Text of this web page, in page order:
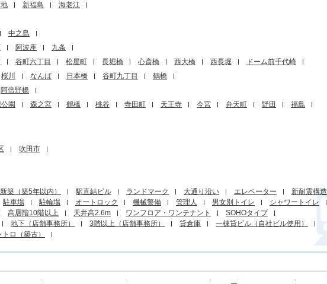
新福島
海老江
中之島
阿波座
九条
谷町六丁目 松屋町 長堀橋 心斎橋 西大橋 西長堀
ドーム前千代崎
桜川 なんば 日本橋 谷町九丁目
鶴橋
阿倍野橋
園 森之宮 鶴橋 桃谷 寺田町 天王寺 今宮 弁天町 野田 福島
吹田市
新築（築5年以内） 駅直結ビル ランドマーク 大通り沿い エレベーター
新耐震構造
駐車場 駐輪場 オートロック 機械警備 管理人 男女別トイレ
シャワートイレ
高層階10階以上 天井高2.6m ワンフロア・ワンテナント
SOHOタイプ
地下（店舗事務所） 3階以上（店舗事務所） 貸倉庫
一棟貸ビル（自社ビル使用）
トロ（築古）
す 目的から探す 町名から探す 賃貸オフィスに関するご質問
会社概要